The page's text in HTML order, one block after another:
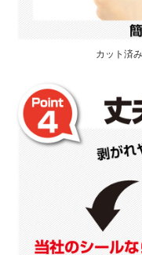
カット済